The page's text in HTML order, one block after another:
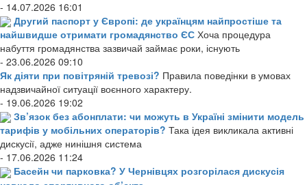
- 14.07.2026 16:01
Другий паспорт у Європі: де українцям найпростіше та
найшвидше отримати громадянство ЄС Хоча процедура
набуття громадянства зазвичай займає роки, існують
- 23.06.2026 09:10
Як діяти при повітряній тревозі? Правила поведінки в умовах
надзвичайної ситуації воєнного характеру.
- 19.06.2026 19:02
Зв’язок без абонплати: чи можуть в Україні змінити модель
тарифів у мобільних операторів? Така ідея викликала активні
дискусії, адже нинішня система
- 17.06.2026 11:24
Басейн чи парковка? У Чернівцях розгорілася дискусія